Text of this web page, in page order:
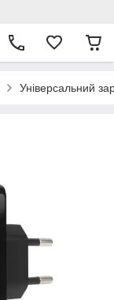
Універсальний